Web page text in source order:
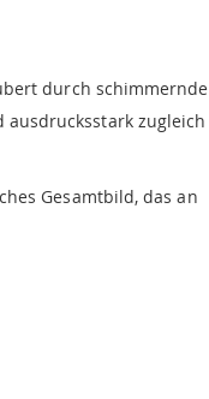
durch schimmernde
zugleich
Gesamtbild, das an